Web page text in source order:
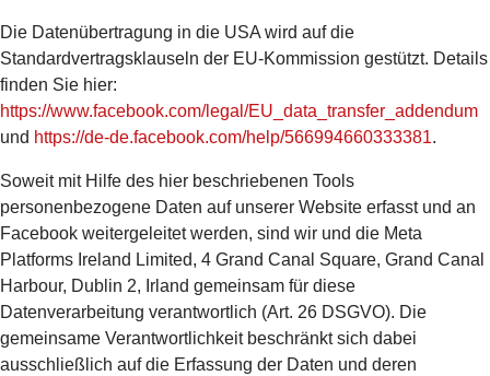
Die Datenübertragung in die USA wird auf die
Standardvertragsklauseln der EU-Kommission gestützt. Details
finden Sie hier:
https://www.facebook.com/legal/EU_data_transfer_addendum
und https://de-de.facebook.com/help/566994660333381.
Soweit mit Hilfe des hier beschriebenen Tools
personenbezogene Daten auf unserer Website erfasst und an
Facebook weitergeleitet werden, sind wir und die Meta
Platforms Ireland Limited, 4 Grand Canal Square, Grand Canal
Harbour, Dublin 2, Irland gemeinsam für diese
Datenverarbeitung verantwortlich (Art. 26 DSGVO). Die
gemeinsame Verantwortlichkeit beschränkt sich dabei
ausschließlich auf die Erfassung der Daten und deren